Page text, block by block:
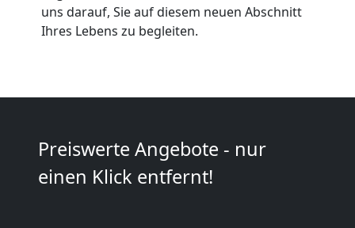
uns darauf, Sie auf diesem neuen Abschnitt
Ihres Lebens zu begleiten.
Preiswerte Angebote - nur
einen Klick entfernt!
Möbeltaxi
Kleintransport
Wolfsberg